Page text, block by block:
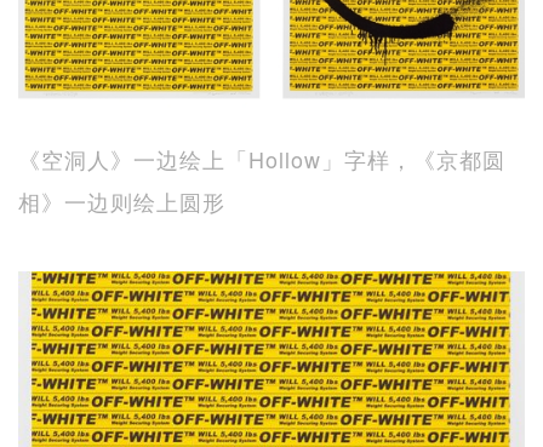
《空洞人》一边绘上「Hollow」字样，《京都圆
相》一边则绘上圆形